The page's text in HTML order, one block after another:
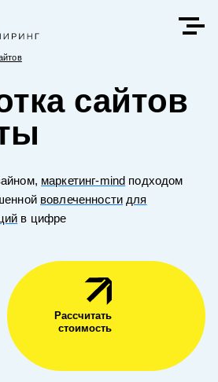
сайтов
маркетинг-mind подходом
вовлеченности для
в цифре
Рассчитать
стоимость